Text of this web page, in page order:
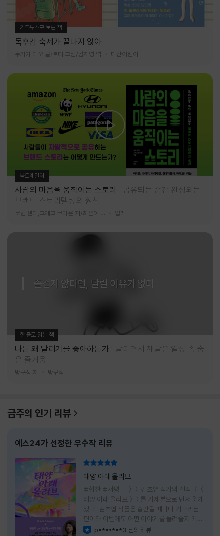
카드뉴스로 보는 책
독후감 숙제가 끝나지 않아
누카가 미오 글/토티 그림/김지영 역 다산어린이
북트레일러
사람의 마음을 움직이는 스토리
공유되는 순간 완성되는
브랜드 스토리텔링의 원칙
알레
즐겁지 않다면, 달릴 이유가 없다
한 줄로 읽는 책
나는 왜 달리기를 좋아하는가
달리면서 깨달은 일상 속 숨
은 즐거움
방구석 저 방구석
금주의 인기 리뷰
예스24가 선정한 우수작 리뷰
태양 아래 올리브
#협찬 #서평 ＞＞ 김초엽 작가의 신작 ＜＜
태양 아래 올리브＞＞를 가제본으로 먼저 읽게
됐다. 김초엽 작품은 출간될 때마다 기다리는
편이라 이번에도 어떤 이야기를 들려줄지 기대
가 컸다. 스포일러 없이 읽는 것이 가장 재미있
p*******3 님의 리뷰